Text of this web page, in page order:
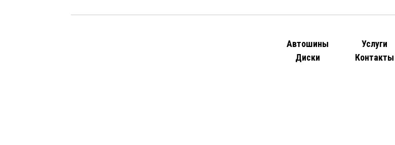
Автошины
Диски
Услуги
Контакты